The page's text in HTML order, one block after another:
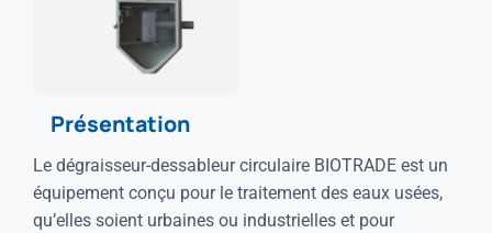
Présentation
Le dégraisseur-dessableur circulaire BIOTRADE est un
équipement conçu pour le traitement des eaux usées,
qu’elles soient urbaines ou industrielles et pour